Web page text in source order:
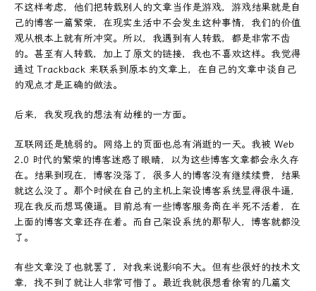
不这样考虑，他们把转载别人的文章当作是游戏，游戏结果就是自
己的博客一篇繁荣，在现实生活中不会发生这种事情，我们的价值
观从根本上就有所冲突。所以，我遇到有人转载，都是非常不齿
的。甚至有人转载，加上了原文的链接，我也不喜欢这样。我觉得
通过 Trackback 来联系到原本的文章上，在自己的文章中谈自己
的观点才是正确的做法。
后来，我发现我的想法有幼稚的一方面。
互联网还是脆弱的。网络上的页面也总有消逝的一天。我被 Web
2.0 时代的繁荣的博客迷惑了眼睛，以为这些博客文章都会永久存
在。结果到现在，博客没落了，很多人的博客没有继续续费，结果
就这么没了。那个时候在自己的主机上架设博客系统显得很牛逼，
现在我反而想骂傻逼。目前总有一些博客服务商在半死不活着，在
上面的博客文章还存在着。而自己架设系统的那帮人，博客就都没
了。
有些文章没了也就罢了，对我来说影响不大。但有些很好的技术文
章，找不到了就让人非常可惜了。最近我就很想看徐宥的几篇文